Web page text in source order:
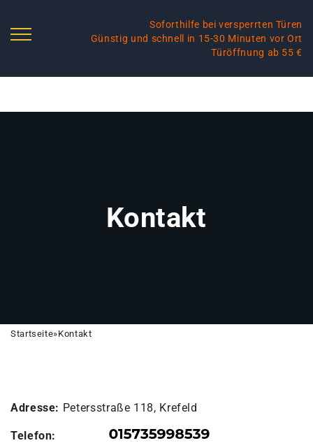
Soforthilfe bei versperrten Türen
Günstig und schnell in 15-30 Minuten vor Ort
Türöffnung ab 55 €
Kontakt
Startseite»Kontakt
Adresse: Petersstraße 118, Krefeld
Telefon: